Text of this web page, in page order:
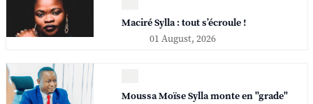
Maciré Sylla : tout s’écroule !
01 August, 2026
Moussa Moïse Sylla monte en "grade"